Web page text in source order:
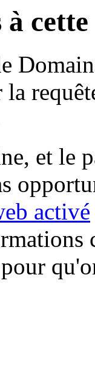
à
la
et le
activé